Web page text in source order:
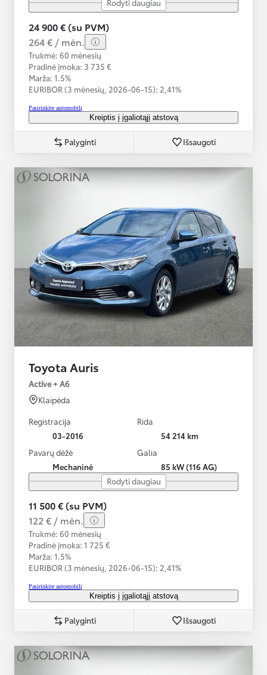
Rodyti daugiau
24 900 € (su PVM)
264 € / mėn.
Trukmė: 60 mėnesių
Pradinė įmoka: 3 735 €
Marža: 1.5%
EURIBOR (3 mėnesių, 2026-06-15): 2,41%
Pasirinkite automobilį
Kreiptis į įgaliotąjį atstovą
Palyginti Išsaugoti
Toyota Auris
Active + A6
Klaipėda
Registracija
03-2016
Rida
54 214 km
Pavarų dėžė
Mechaninė
Galia
85 kW (116 AG)
Rodyti daugiau
11 500 € (su PVM)
122 € / mėn.
Trukmė: 60 mėnesių
Pradinė įmoka: 1 725 €
Marža: 1.5%
EURIBOR (3 mėnesių, 2026-06-15): 2,41%
Pasirinkite automobilį
Kreiptis į įgaliotąjį atstovą
Palyginti Išsaugoti